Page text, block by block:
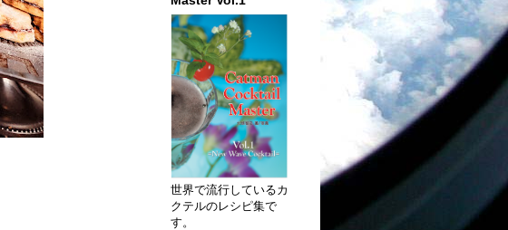
世界で流行しているカ
クテルのレシピ集で
す。